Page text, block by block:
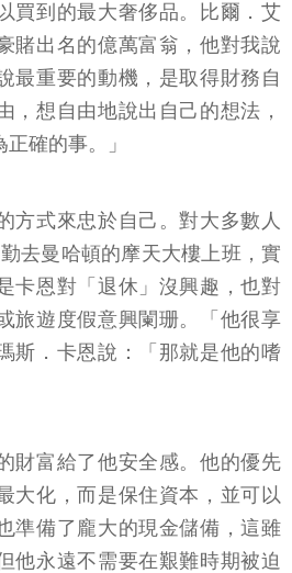
買到的最大奢侈品。比爾．艾
賭出名的億萬富翁，他對我說
最重要的動機，是取得財務自
，想自由地說出自己的想法，
確的事。」
方式來忠於自己。對大多數人
去曼哈頓的摩天大樓上班，實
卡恩對「退休」沒興趣，也對
旅遊度假意興闌珊。「他很享
斯．卡恩說：「那就是他的嗜
財富給了他安全感。他的優先
大化，而是保住資本，並可以
準備了龐大的現金儲備，這雖
他永遠不需要在艱難時期被迫